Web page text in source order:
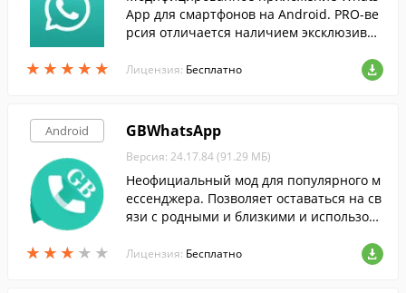
★ ★ ★ ★ ★
★ ★ ★ ★ ★
App для смартфонов на Android. PRO-ве
рсия отличается наличием эксклюзивно
нать, кто звонит вам с незнакомого ном
Лицензия: Бесплатно
Android
★ ★ ★ ★ ★
★ ★ ★ ★ ★
GBWhatsApp
Версия: 24.17.84 (91.29 МБ)
Неофициальный мод для популярного м
ессенджера. Позволяет оставаться на св
язи с родными и близкими и использова
предлагает ряд дополнительных полезн
Лицензия: Бесплатно